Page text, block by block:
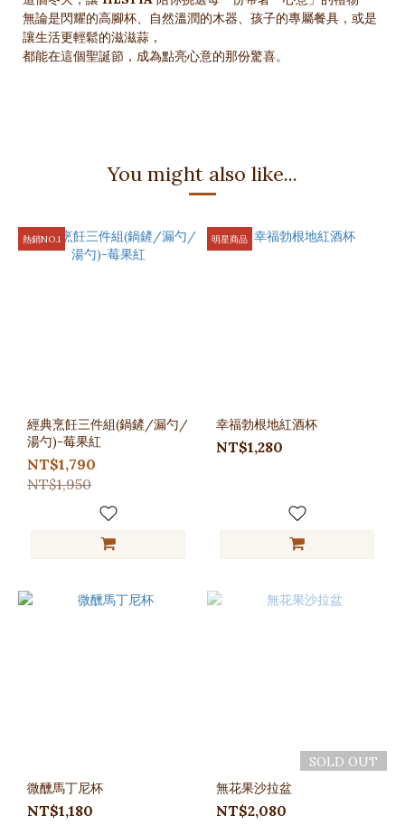
無論是閃耀的高腳杯、自然溫潤的木器、孩子的專屬餐具，或是
讓生活更輕鬆的滋滋蒜，
都能在這個聖誕節，成為點亮心意的那份驚喜。
You might also like...
熱銷NO.1
經典烹飪三件組(鍋鏟/漏勺/
湯勺)-莓果紅
NT$1,790
NT$1,950
明星商品
幸福勃根地紅酒杯
NT$1,280
微醺馬丁尼杯
NT$1,180
SOLD OUT
無花果沙拉盆
NT$2,080